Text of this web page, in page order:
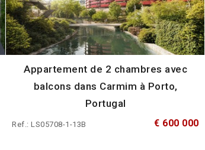
Appartement de 2 chambres avec
balcons dans Carmim à Porto,
Portugal
Ref.: LS05708-1-13B € 600 000